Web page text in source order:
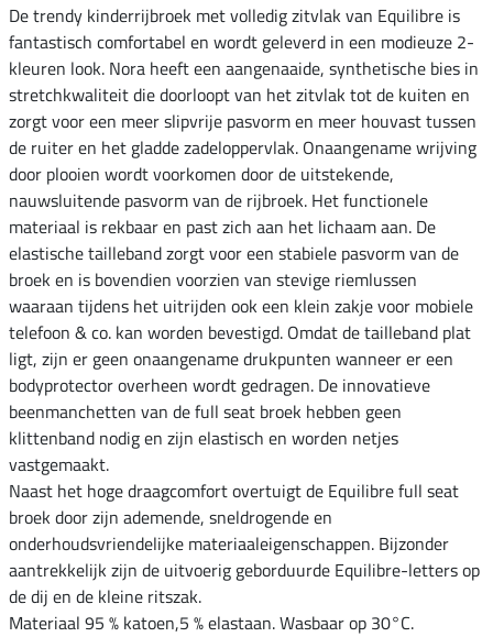
De trendy kinderrijbroek met volledig zitvlak van Equilibre is
fantastisch comfortabel en wordt geleverd in een modieuze 2-
kleuren look. Nora heeft een aangenaaide, synthetische bies in
stretchkwaliteit die doorloopt van het zitvlak tot de kuiten en
zorgt voor een meer slipvrije pasvorm en meer houvast tussen
de ruiter en het gladde zadeloppervlak. Onaangename wrijving
door plooien wordt voorkomen door de uitstekende,
nauwsluitende pasvorm van de rijbroek. Het functionele
materiaal is rekbaar en past zich aan het lichaam aan. De
elastische tailleband zorgt voor een stabiele pasvorm van de
broek en is bovendien voorzien van stevige riemlussen
waaraan tijdens het uitrijden ook een klein zakje voor mobiele
telefoon & co. kan worden bevestigd. Omdat de tailleband plat
ligt, zijn er geen onaangename drukpunten wanneer er een
bodyprotector overheen wordt gedragen. De innovatieve
beenmanchetten van de full seat broek hebben geen
klittenband nodig en zijn elastisch en worden netjes
vastgemaakt.
Naast het hoge draagcomfort overtuigt de Equilibre full seat
broek door zijn ademende, sneldrogende en
onderhoudsvriendelijke materiaaleigenschappen. Bijzonder
aantrekkelijk zijn de uitvoerig geborduurde Equilibre-letters op
de dij en de kleine ritszak.
Materiaal 95 % katoen,5 % elastaan. Wasbaar op 30°C.